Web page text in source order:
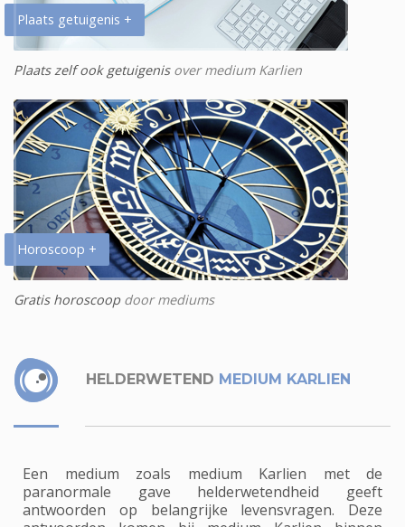
Plaats getuigenis +
Plaats zelf ook getuigenisover medium Karlien
Horoscoop +
Gratis horoscoopdoor mediums
HELDERWETEND MEDIUM KARLIEN
Een medium zoals medium Karlien met de
paranormale gave helderwetendheid geeft
antwoorden op belangrijke levensvragen. Deze